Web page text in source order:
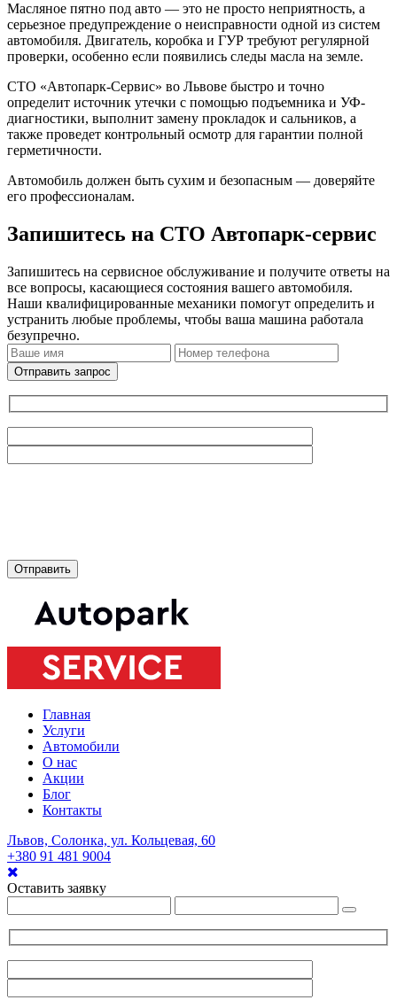
Масляное пятно под авто — это не просто неприятность, а
серьезное предупреждение о неисправности одной из систем
автомобиля. Двигатель, коробка и ГУР требуют регулярной
проверки, особенно если появились следы масла на земле.
СТО «Автопарк-Сервис» во Львове быстро и точно
определит источник утечки с помощью подъемника и УФ-
диагностики, выполнит замену прокладок и сальников, а
также проведет контрольный осмотр для гарантии полной
герметичности.
Автомобиль должен быть сухим и безопасным — доверяйте
его профессионалам.
Запишитесь на СТО Автопарк-сервис
Запишитесь на сервисное обслуживание и получите ответы на
все вопросы, касающиеся состояния вашего автомобиля.
Наши квалифицированные механики помогут определить и
устранить любые проблемы, чтобы ваша машина работала
безупречно.
Отправить запрос
Главная
Услуги
Автомобили
О нас
Акции
Блог
Контакты
Львов, Солонка, ул. Кольцевая, 60
+380 91 481 9004
Оставить заявку